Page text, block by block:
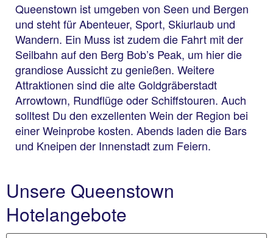
Queenstown ist umgeben von Seen und Bergen
und steht für Abenteuer, Sport, Skiurlaub und
Wandern. Ein Muss ist zudem die Fahrt mit der
Seilbahn auf den Berg Bob’s Peak, um hier die
grandiose Aussicht zu genießen. Weitere
Attraktionen sind die alte Goldgräberstadt
Arrowtown, Rundflüge oder Schiffstouren. Auch
solltest Du den exzellenten Wein der Region bei
einer Weinprobe kosten. Abends laden die Bars
und Kneipen der Innenstadt zum Feiern.
Unsere Queenstown
Hotelangebote